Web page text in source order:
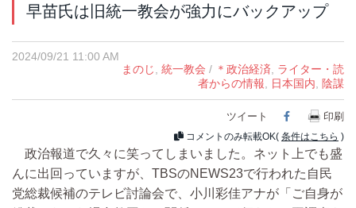
早苗氏は旧統一教会が強力にバックアップ
2024/09/21 11:00 AM
まのじ, 統一教会 / ＊政治経済, ライター・読
者からの情報, 日本国内, 陰謀
ツイート Facebook
印刷
コメントのみ転載OK( 条件はこちら )
政治報道で久々に笑ってしまいました。ネット上でも盛
んに出回っていますが、TBSのNEWS23で行われた自民
党総裁候補のテレビ討論会で、小川彩佳アナが「ご自身が